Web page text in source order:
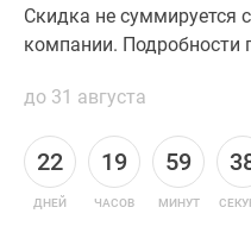
Скидка не суммируется
компании. Подробности
до 31 августа
22
ДНЕЙ
19
ЧАСОВ
59
МИНУТ